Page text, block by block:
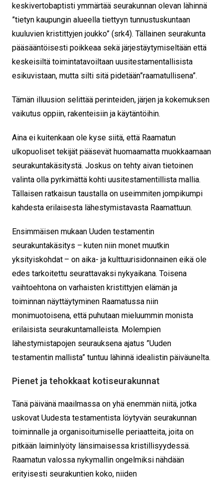
keskivertobaptisti ymmärtää seurakunnan olevan lähinnä
”tietyn kaupungin alueella tiettyyn tunnustuskuntaan
kuuluvien kristittyjen joukko” (srk4). Tällainen seurakunta
pääsääntöisesti poikkeaa sekä järjestäytymiseltään että
keskeisiltä toimintatavoiltaan uusitestamentallisista
esikuvistaan, mutta silti sitä pidetään”raamatullisena”.
Tämän illuusion selittää perinteiden, järjen ja kokemuksen
vaikutus oppiin, rakenteisiin ja käytäntöihin.
Aina ei kuitenkaan ole kyse siitä, että Raamatun
ulkopuoliset tekijät pääsevät huomaamatta muokkaamaan
seurakunta­käsitystä. Joskus on tehty aivan tietoinen
valinta olla pyrkimättä kohti uusitestamentillista mallia.
Tällaisen ratkaisun taustalla on useimmiten jompikumpi
kahdesta erilaisesta lähestymistavasta Raamattuun.
Ensimmäisen mukaan Uuden testamentin
seurakuntakäsitys – kuten niin monet muutkin
yksityiskohdat – on aika- ja kulttuurisidonnainen eikä ole
edes tarkoitettu seurattavaksi nykyaikana. Toisena
vaihtoehtona on varhaisten kristittyjen elämän ja
toiminnan näyttäytyminen Raamatussa niin
monimuotoisena, että puhutaan mieluummin monista
erilaisista seurakuntamalleista. Molempien
lähestymistapojen seurauksena ajatus ”Uuden
testamentin mallista” tuntuu lähinnä idealistin päiväunelta.
Pienet ja tehokkaat kotiseurakunnat
Tänä päivänä maailmassa on yhä enemmän niitä, jotka
uskovat Uudesta testamentista löytyvän seurakunnan
toiminnalle ja organisoitumiselle periaatteita, joita on
pitkään laiminlyöty länsimaisessa kristillisyydessä.
Raamatun valossa nykymallin ongelmiksi nähdään
erityisesti seurakuntien koko, niiden